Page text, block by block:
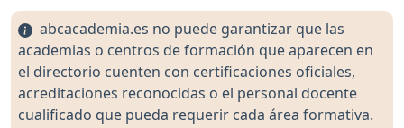
abcacademia.es no puede garantizar que las
academias o centros de formación que aparecen en
el directorio cuenten con certificaciones oficiales,
acreditaciones reconocidas o el personal docente
cualificado que pueda requerir cada área formativa.